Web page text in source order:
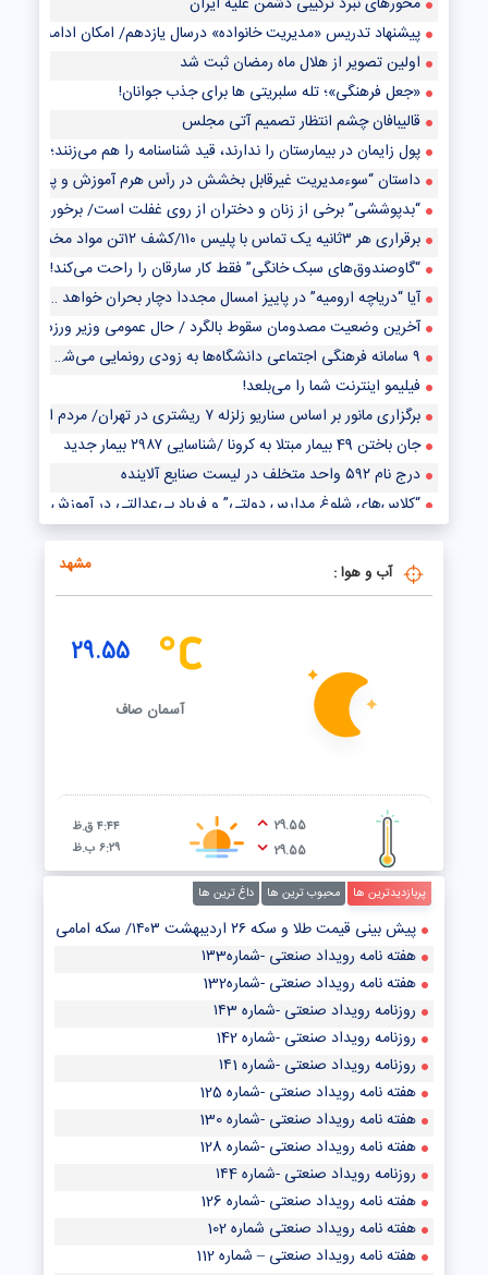
پیشنهاد تدریس «مدیریت خانواده» درسال یازدهم/ امکان ادامه تحصیل
اولین تصویر از هلال ماه رمضان ثبت شد
«جعل فرهنگی»؛ تله سلبریتی ها برای جذب جوانان!
قالیبافان چشم انتظار تصمیم آتی مجلس
پول زایمان در بیمارستان را ندارند، قید شناسنامه را هم می‌زنند؛ «قابله می‌آید ۲۵۰هزار
داستان “سوءمدیریت غیرقابل بخشش در رأس هرم آموزش و پرورش” چه
“بدپوششی” برخی از زنان و دختران از روی غفلت است/ برخورد هوشمند
برقراری هر ۳ثانیه یک تماس با پلیس ۱۱۰/کشف ۱۲تن مواد مخدر در پایتخت طی ۶ ماه گذشته
“گاوصندوق‌های سبک خانگی” فقط کار سارقان را راحت می‌کند!/ دستگیری ۵۳ باند سرقت خودرو، منزل و سرقت
آیا “دریاچه ارومیه” در پاییز امسال مجدداً دچار بحران خواهد شد؟!
آخرین وضعیت مصدومان سقوط بالگرد / حال عمومی وزیر ورزش
۹ سامانه فرهنگی اجتماعی دانشگاه‌ها به زودی رونمایی می‌شود
فیلیمو اینترنت شما را می‌بلعد!
برگزاری مانور بر اساس سناریو زلزله ۷ ریشتری در تهران/ مردم از پرواز بالگردها و هواپیماها نگران نشوند!
جان باختن 49 بیمار مبتلا به کرونا /شناسایی ۲۹۸۷ بیمار جدید
درج نام ۵۹۲ واحد متخلف در لیست صنایع آلاینده
“کلاس‌های شلوغ مدارس دولتی” و فریاد بی‌عدالتی در آموزش
مرگ سالانه ۴۵ هزار ایرانی در اثر آلودگی هوا / قانون هوای پاک پشتوانه علمی ندارد
آب و هوا : مشهد
29.55
آسمان صاف
29.55
29.55
۴:۴۴ ق.ظ
۶:۲۹ ب.ظ
پربازدیدترین ها محبوب ترین ها داغ ترین ها
پیش‌ بینی قیمت طلا و سکه ۲۶ اردیبهشت ۱۴۰۳/ سکه امامی از رشد قیمت در بازار طلا جا ماند
هفته نامه رویداد صنعتی -شماره۱۳3
هفته نامه رویداد صنعتی -شماره132
روزنامه رویداد صنعتی -شماره ۱۴3
روزنامه رویداد صنعتی -شماره 142
روزنامه رویداد صنعتی -شماره ۱۴1
هفته نامه رویداد صنعتی -شماره 125
هفته نامه رویداد صنعتی -شماره 130
هفته نامه رویداد صنعتی -شماره 128
روزنامه رویداد صنعتی -شماره ۱۴4
هفته نامه رویداد صنعتی -شماره 126
هفته نامه رویداد صنعتی شماره 102
هفته نامه رویداد صنعتی – شماره 112